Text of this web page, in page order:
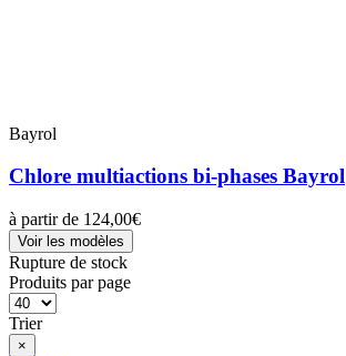
Bayrol
Chlore multiactions bi-phases Bayrol
à partir de 124,00€
Voir les modèles
Rupture de stock
Produits par page
Trier
×